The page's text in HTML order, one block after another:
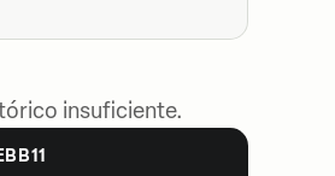
insuficiente.